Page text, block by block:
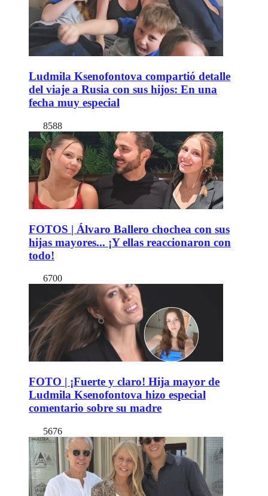
Ludmila Ksenofontova compartió detalle
del viaje a Rusia con sus hijos: En una
fecha muy especial
8588
FOTOS | Álvaro Ballero chochea con sus
hijas mayores... ¡Y ellas reaccionaron con
todo!
6700
FOTO | ¡Fuerte y claro! Hija mayor de
Ludmila Ksenofontova hizo especial
comentario sobre su madre
5676